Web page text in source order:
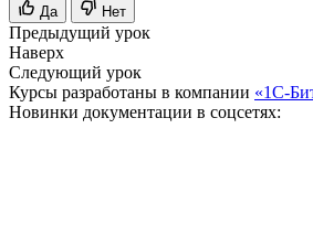
Да Нет
Предыдущий урок
Наверх
Следующий урок
Курсы разработаны в компании «1С-
Новинки документации в соцсетях: